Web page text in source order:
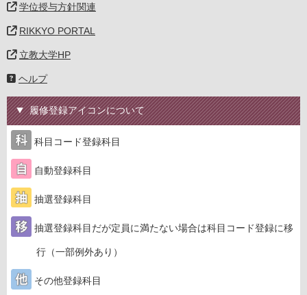
学位授与方針関連
RIKKYO PORTAL
立教大学HP
ヘルプ
履修登録アイコンについて
科目コード登録科目
自動登録科目
抽選登録科目
抽選登録科目だが定員に満たない場合は科目コード登録に移
行（一部例外あり）
その他登録科目